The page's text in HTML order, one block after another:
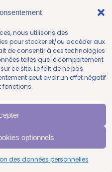
nous utilisons des
pour stocker et/ou accéder aux
de consentir à ces technologies
telles que le comportement
ce site. Le fait de ne pas
peut avoir un effet négatif
fonctions.
optionnels
des données personnelles
services etc.
de
du Pin entre
et Chambéry,
travailler
votre